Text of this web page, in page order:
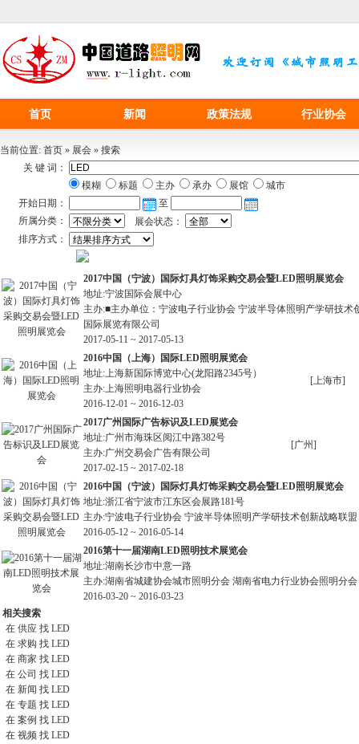
首页 新闻 政策法规 行业协会
当前位置: 首页 » 展会 » 搜索
关 键 词：
模糊
标题 主办 承办 展馆
城市
开始日期：
至
所属分类：
展会状态：
排序方式：
2017中国（宁波）国际灯具灯饰采购交易会暨LED照明展览会
地址:宁波国际会展中心
主办:■主办单位：宁波电子行业协会 宁波半导体照明产学研技
国际展览有限公司
2017-05-11 ~ 2017-05-13
2016中国（上海）国际LED照明展览会
地址:上海新国际博览中心(龙阳路2345号）
主办:上海照明电器行业协会
2016-12-01 ~ 2016-12-03
[上海市]
2017广州国际广告标识及LED展览会
地址:广州市海珠区阅江中路382号
主办:广州交易会广告有限公司
2017-02-15 ~ 2017-02-18
[广州]
2016中国（宁波）国际灯具灯饰采购交易会暨LED照明展览会
地址:浙江省宁波市江东区会展路181号
主办:宁波电子行业协会 宁波半导体照明产学研技术创新战略联盟
2016-05-12 ~ 2016-05-14
2016第十一届湖南LED照明技术展览会
地址:湖南长沙市中意一路
主办:湖南省城建协会城市照明分会 湖南省电力行业协会照明分
2016-03-20 ~ 2016-03-23
相关搜索
在 供应 找 LED
在 求购 找 LED
在 商家 找 LED
在 公司 找 LED
在 新闻 找 LED
在 专题 找 LED
在 案例 找 LED
在 视频 找 LED